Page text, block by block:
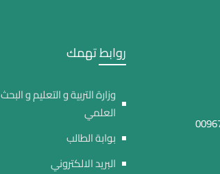
روابط تهمك
وزارة التربية و التعليم و البحث
العلمي
بوابة الطالب
البريد الالكتروني